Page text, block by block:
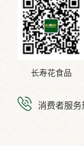
长寿花食品
消费者服务